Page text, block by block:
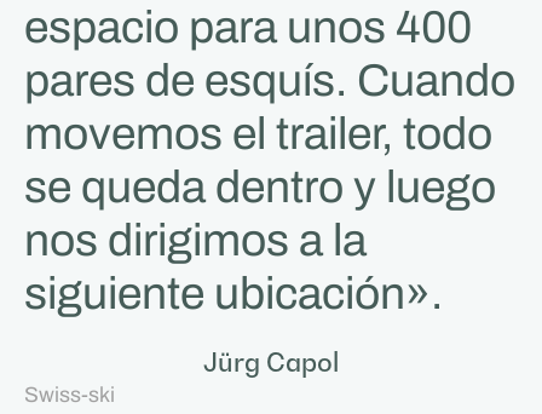
espacio para unos 400
pares de esquís. Cuando
movemos el trailer, todo
se queda dentro y luego
nos dirigimos a la
siguiente ubicación».
Jürg Capol
Swiss-ski